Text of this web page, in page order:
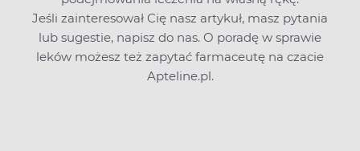
Jeśli zainteresował Cię nasz artykuł, masz pytania
lub sugestie, napisz do nas. O poradę w sprawie
leków możesz też zapytać farmaceutę na czacie
Apteline.pl.